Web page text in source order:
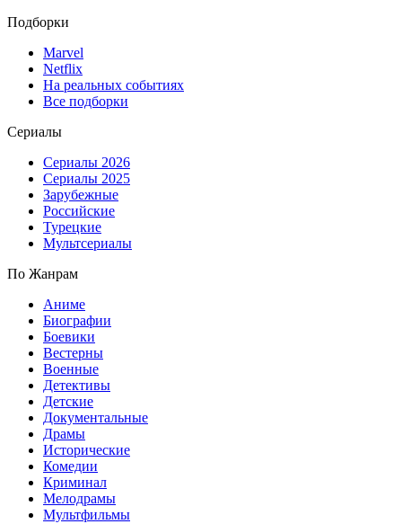
Подборки
Marvel
Netflix
На реальных событиях
Все подборки
Сериалы
Сериалы 2026
Сериалы 2025
Зарубежные
Российские
Турецкие
Мультсериалы
По Жанрам
Аниме
Биографии
Боевики
Вестерны
Военные
Детективы
Детские
Документальные
Драмы
Исторические
Комедии
Криминал
Мелодрамы
Мультфильмы